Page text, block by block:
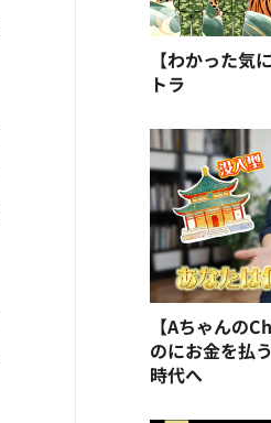
【わかった気
トラ
【Aちゃんの
のにお金を払
時代へ